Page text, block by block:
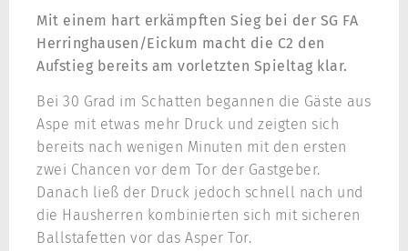
Mit einem hart erkämpften Sieg bei der SG FA
Herringhausen/Eickum macht die C2 den
Aufstieg bereits am vorletzten Spieltag klar.
Bei 30 Grad im Schatten begannen die Gäste aus
Aspe mit etwas mehr Druck und zeigten sich
bereits nach wenigen Minuten mit den ersten
zwei Chancen vor dem Tor der Gastgeber.
Danach ließ der Druck jedoch schnell nach und
die Hausherren kombinierten sich mit sicheren
Ballstafetten vor das Asper Tor.